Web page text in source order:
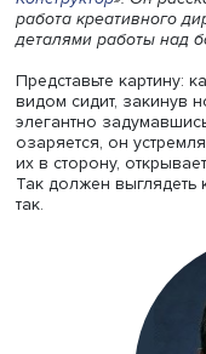
ВШколе
прошел открытый
директора
Конструктор». Он
работа
деталями работы
Представьте
элегантно
озаряется, он
их в сторону,
Так должен